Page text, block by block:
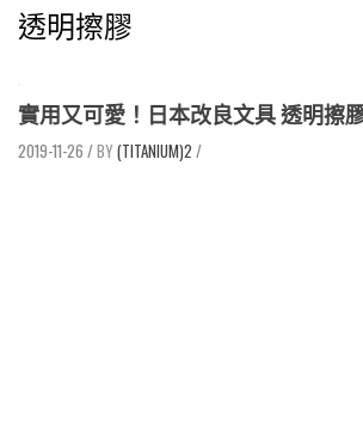
透明擦膠
實用又可愛！日本改良文具 透明擦
2019-11-26 / (TITANIUM)2 /